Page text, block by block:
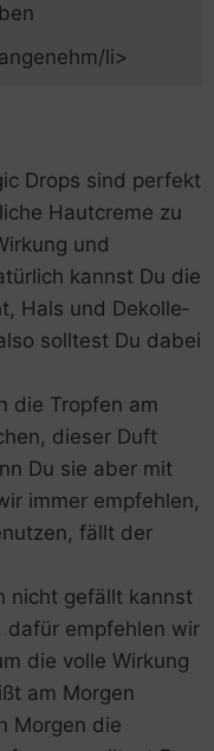
li>
Drops sind perfekt
Hautcreme zu
und
kannst Du die
Hals und De­kolle­
solltest Du dabei
die Tropfen am
dieser Duft
Du sie aber mit
immer empfehlen,
fällt der
nicht gefällt kannst
dafür empfehlen wir
die volle Wirkung
am Morgen
Morgen die